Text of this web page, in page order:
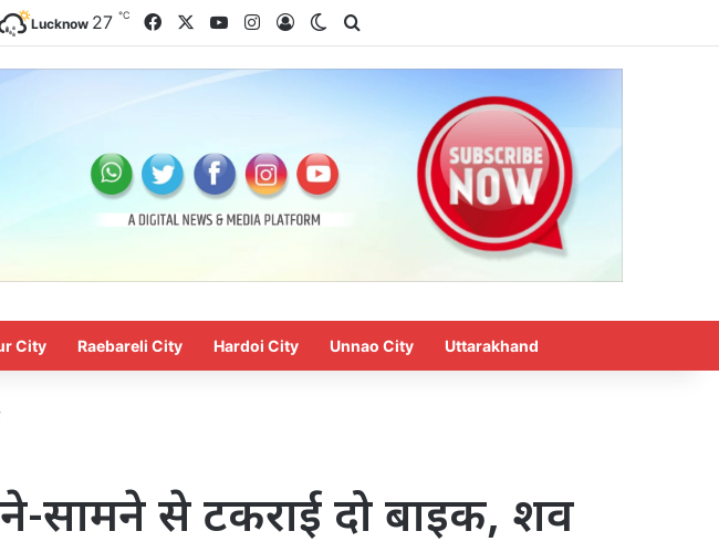
Lucknow 27 ℃ FacebookYouTubeInstagram
Log InSwitch skin
City Raebareli City Hardoi City Unnao City Uttarakhand
से टकराई दो बाइक, शव